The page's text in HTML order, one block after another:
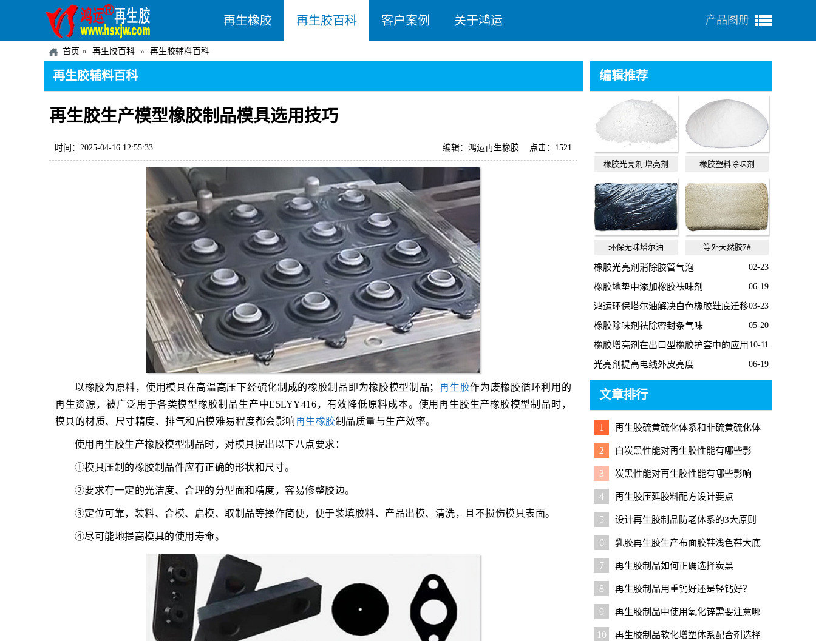
再生橡胶 再生胶百科 客户案例 关于鸿运 产品图册
首页 再生胶百科 再生胶辅料百科
再生胶辅料百科
再生胶生产模型橡胶制品模具选用技巧
时间：2025-04-16 12:55:33 点击：1521
编辑：鸿运再生橡胶
以橡胶为原料，使用模具在高温高压下经硫化制成的橡胶制品即为橡胶模型制品； 再生胶作为废橡胶循环利用的
再生资源，被广泛用于各类模型橡胶制品生产中E5LYY416，有效降低原料成本。使用再生胶生产橡胶模型制品时，
模具的材质、尺寸精度、排气和启模难易程度都会影响再生橡胶制品质量与生产效率。
使用再生胶生产橡胶模型制品时，对模具提出以下八点要求：
①模具压制的橡胶制品件应有正确的形状和尺寸。
②要求有一定的光洁度、合理的分型面和精度，容易修整胶边。
③定位可靠，装料、合模、启模、取制品等操作简便，便于装填胶料、产品出模、清洗，且不损伤模具表面。
④尽可能地提高模具的使用寿命。
编辑推荐
橡胶光亮剂|增亮剂 橡胶塑料除味剂
环保无味塔尔油 等外天然胶7#
02-23
橡胶光亮剂消除胶管气泡
06-19
橡胶地垫中添加橡胶祛味剂
03-23
鸿运环保塔尔油解决白色橡胶鞋底迁移
问题
05-20
橡胶除味剂祛除密封条气味
10-11
橡胶增亮剂在出口型橡胶护套中的应用
06-19
光亮剂提高电线外皮亮度
文章排行
1
再生胶硫黄硫化体系和非硫黄硫化体
系有什么区别？
2
白炭黑性能对再生胶性能有哪些影
响？
3 炭黑性能对再生胶性能有哪些影响
4 再生胶压延胶料配方设计要点
5 设计再生胶制品防老体系的3大原则
6
乳胶再生胶生产布面胶鞋浅色鞋大底
配方设计要点
7 再生胶制品如何正确选择炭黑
8 再生胶制品用重钙好还是轻钙好？
9
再生胶制品中使用氧化锌需要注意哪
些问题？
10
再生胶制品软化增塑体系配合剂选择